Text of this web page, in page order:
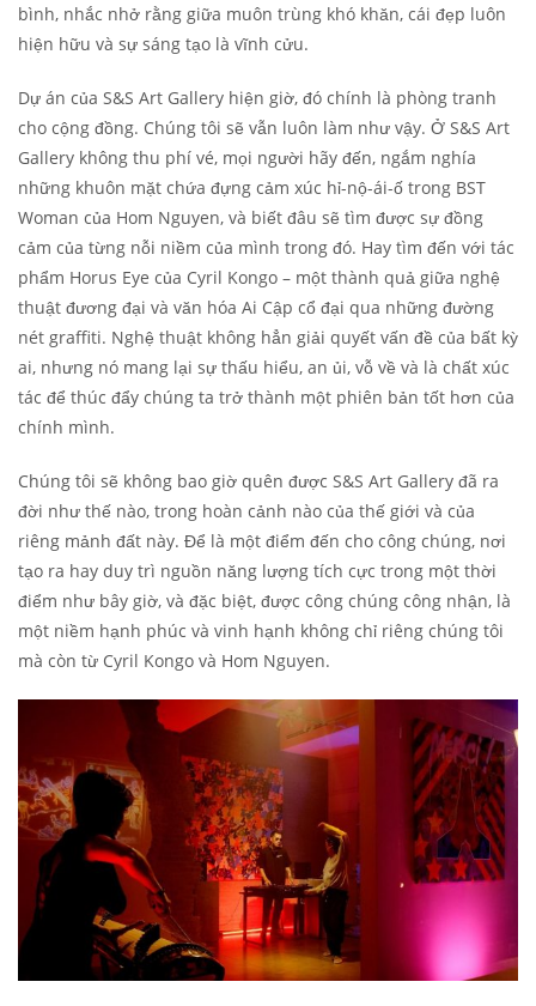
bình, nhắc nhở rằng giữa muôn trùng khó khăn, cái đẹp luôn
hiện hữu và sự sáng tạo là vĩnh cửu.
Dự án của S&S Art Gallery hiện giờ, đó chính là phòng tranh
cho cộng đồng. Chúng tôi sẽ vẫn luôn làm như vậy. Ở S&S Art
Gallery không thu phí vé, mọi người hãy đến, ngắm nghía
những khuôn mặt chứa đựng cảm xúc hỉ-nộ-ái-ố trong BST
Woman của Hom Nguyen, và biết đâu sẽ tìm được sự đồng
cảm của từng nỗi niềm của mình trong đó. Hay tìm đến với tác
phẩm Horus Eye của Cyril Kongo – một thành quả giữa nghệ
thuật đương đại và văn hóa Ai Cập cổ đại qua những đường
nét graffiti. Nghệ thuật không hẳn giải quyết vấn đề của bất kỳ
ai, nhưng nó mang lại sự thấu hiểu, an ủi, vỗ về và là chất xúc
tác để thúc đẩy chúng ta trở thành một phiên bản tốt hơn của
chính mình.
Chúng tôi sẽ không bao giờ quên được S&S Art Gallery đã ra
đời như thế nào, trong hoàn cảnh nào của thế giới và của
riêng mảnh đất này. Để là một điểm đến cho công chúng, nơi
tạo ra hay duy trì nguồn năng lượng tích cực trong một thời
điểm như bây giờ, và đặc biệt, được công chúng công nhận, là
một niềm hạnh phúc và vinh hạnh không chỉ riêng chúng tôi
mà còn từ Cyril Kongo và Hom Nguyen.